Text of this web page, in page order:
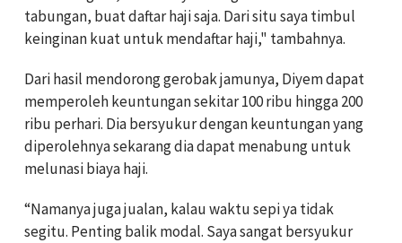
tabungan, buat daftar haji saja. Dari situ saya timbul
keinginan kuat untuk mendaftar haji," tambahnya.
Dari hasil mendorong gerobak jamunya, Diyem dapat
memperoleh keuntungan sekitar 100 ribu hingga 200
ribu perhari. Dia bersyukur dengan keuntungan yang
diperolehnya sekarang dia dapat menabung untuk
melunasi biaya haji.
“Namanya juga jualan, kalau waktu sepi ya tidak
segitu. Penting balik modal. Saya sangat bersyukur